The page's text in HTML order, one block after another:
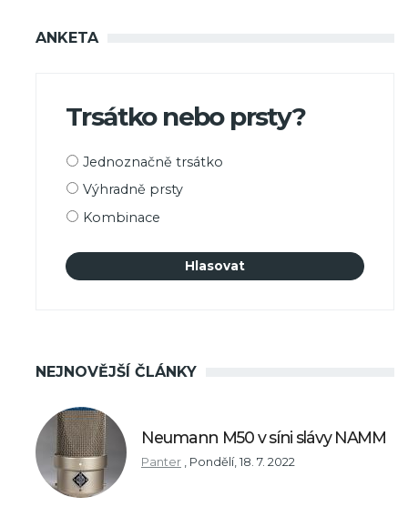
ANKETA
Trsátko nebo prsty?
Možnosti
Jednoznačně trsátko
Výhradně prsty
Kombinace
NEJNOVĚJŠÍ ČLÁNKY
Neumann M50 v síni slávy NAMM
Panter , Pondělí, 18. 7. 2022